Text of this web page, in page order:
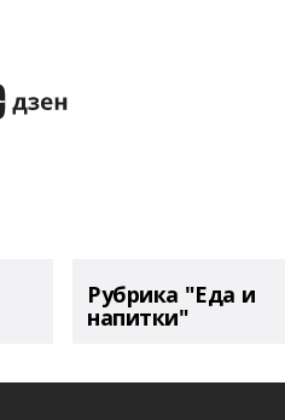
Рубрика "Еда и
напитки"